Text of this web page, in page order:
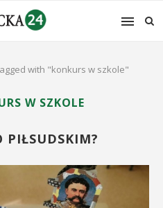
with "konkurs w szkole"
W SZKOLE
PIŁSUDSKIM?